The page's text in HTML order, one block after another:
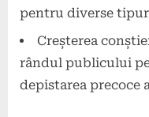
pentru diverse
Creșterea
rândul publicului
depistarea precoce